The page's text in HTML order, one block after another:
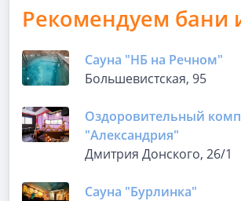
Рекомендуем бани
Сауна "НБ на Речном"
Большевистская, 95
Оздоровительный
"Александрия"
Дмитрия Донского, 26/1
Сауна "Бурлинка"